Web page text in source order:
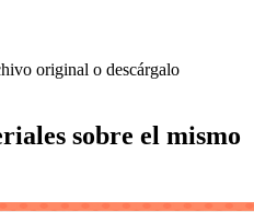
original o descárgalo
sobre el mismo